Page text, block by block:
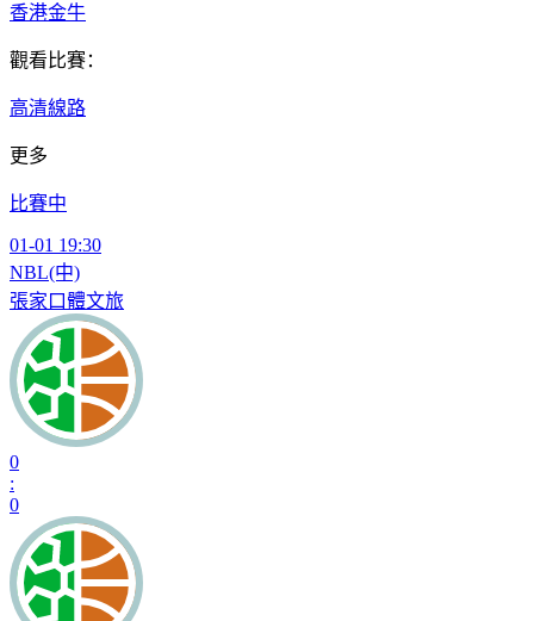
香港金牛
觀看比賽：
高清線路
更多
比賽中
01-01 19:30
NBL(中)
張家口體文旅
0
:
0